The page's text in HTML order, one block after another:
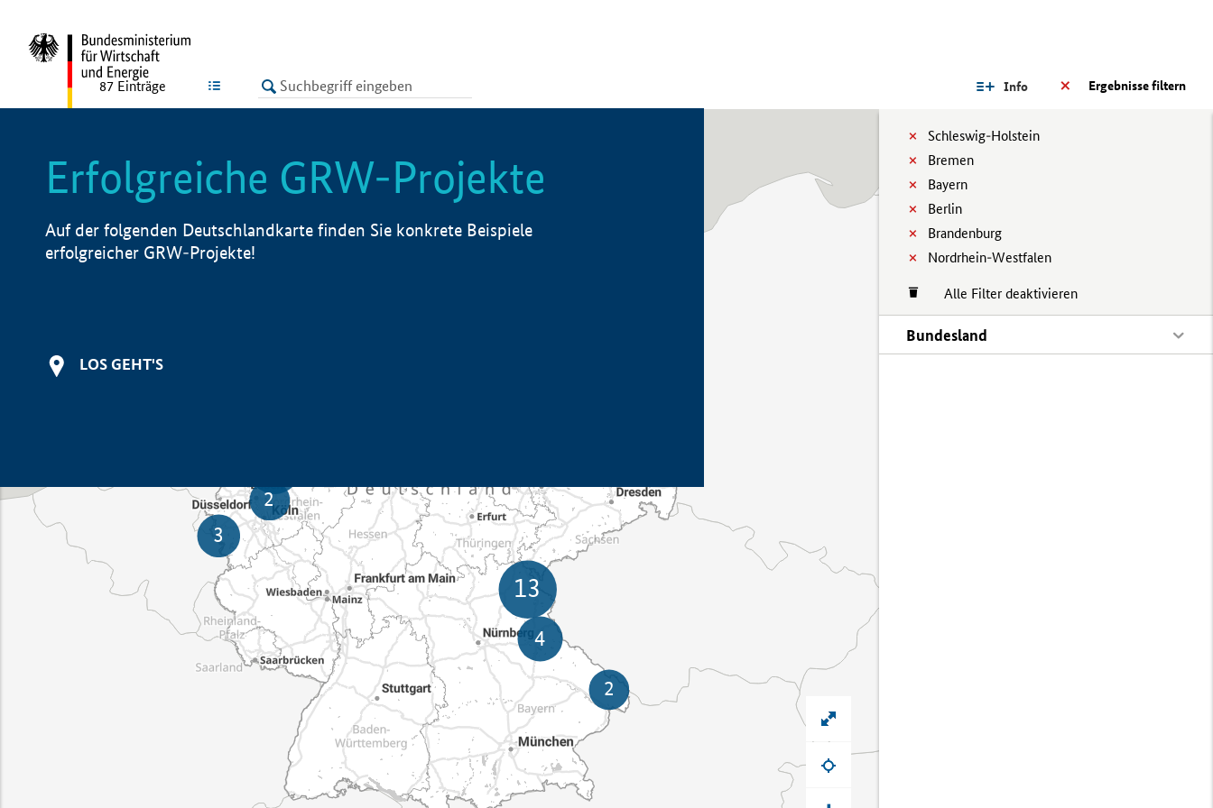
LISTE Ergebnisse filtern
Info
Schleswig-Holstein
Bremen
Bayern
Berlin
Brandenburg
Nordrhein-Westfalen
Alle Filter deaktivieren
Bundesland
87 Einträge
Erfolgreiche GRW-Projekte
Auf der folgenden Deutschlandkarte finden Sie konkrete Beispiele
erfolgreicher GRW-Projekte!
LOS GEHT'S